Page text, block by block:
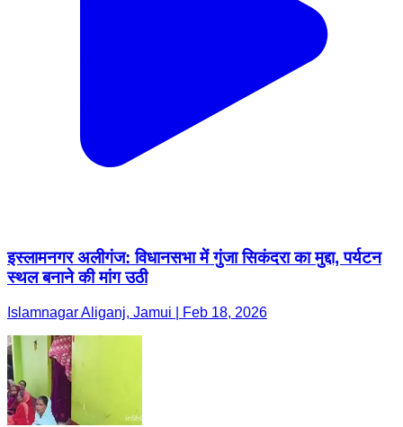
इस्लामनगर अलीगंज: विधानसभा में गुंजा सिकंदरा का मुद्दा, पर्यटन
स्थल बनाने की मांग उठी
Islamnagar Aliganj, Jamui | Feb 18, 2026